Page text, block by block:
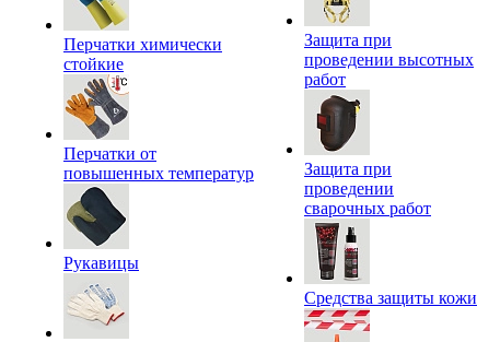
Перчатки химически
стойкие
Перчатки от
повышенных температур
Рукавицы
Защита при
проведении высотных
работ
Защита при
проведении
сварочных работ
Средства защиты кожи